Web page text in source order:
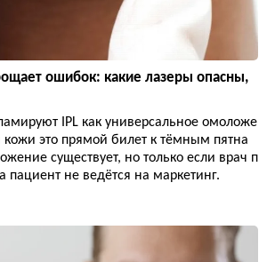
ошибок: какие лазеры опасны,
IPL как универсальное омоложе
кожи это прямой билет к тёмным пятна
существует, но только если врач п
пациент не ведётся на маркетинг.